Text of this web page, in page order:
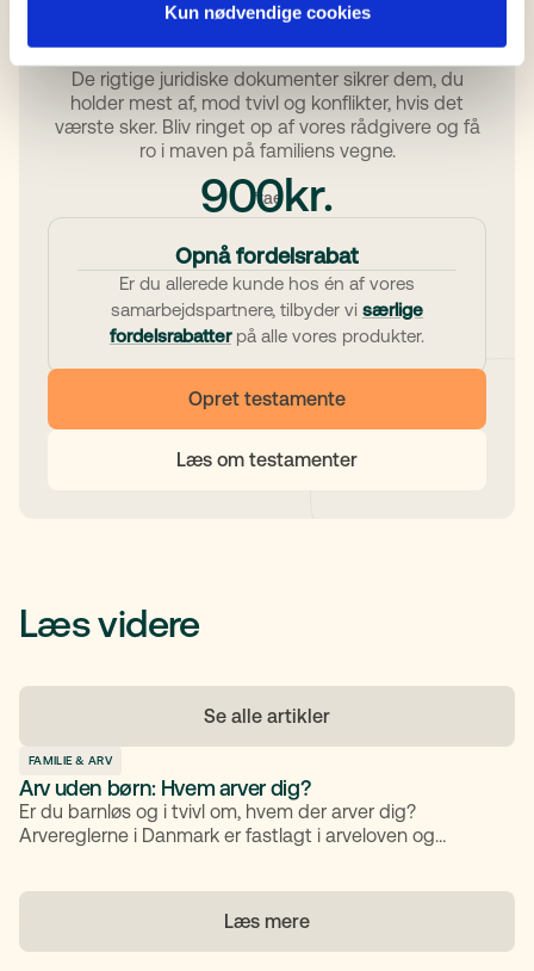
Kun nødvendige cookies
Opret et testamente i dag
De rigtige juridiske dokumenter sikrer dem, du
holder mest af, mod tvivl og konflikter, hvis det
værste sker. Bliv ringet op af vores rådgivere og få
ro i maven på familiens vegne.
frae
900kr.
Opnå fordelsrabat
Er du allerede kunde hos én af vores
samarbejdspartnere, tilbyder vi særlige
fordelsrabatterpå alle vores produkter.
Opret testamente
Læs om testamenter
Læs videre
Se alle artikler
FAMILIE & ARV
Arv uden børn: Hvem arver dig?
Er du barnløs og i tvivl om, hvem der arver dig?
Arvereglerne i Danmark er fastlagt i arveloven og
fordeles efter dine ønsker.Læs mere